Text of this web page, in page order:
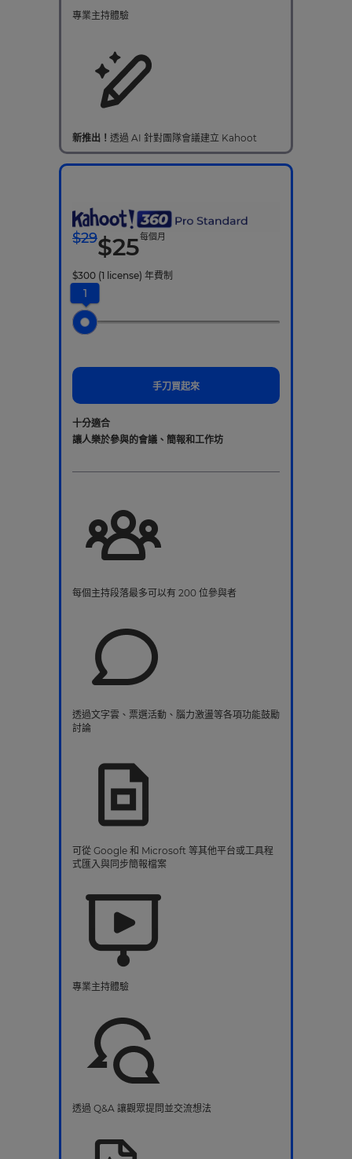
專業主持體驗
新推出！ 透過 AI 針對團隊會議建立 Kahoot
$29$25每個月
$300 (1 license) 年費制
1
手刀買起來
十分適合
讓人樂於參與的會議、簡報和工作坊
每個主持段落最多可以有 200 位參與者
透過文字雲、票選活動、腦力激盪等各項功能鼓勵
討論
可從 Google 和 Microsoft 等其他平台或工具程
式匯入與同步簡報檔案
專業主持體驗
透過 Q&A 讓觀眾提問並交流想法